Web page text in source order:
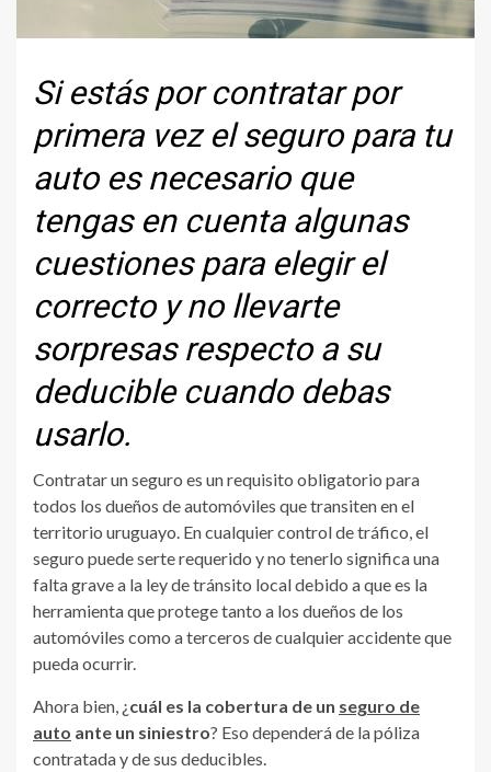
Si estás por contratar por
primera vez el seguro para tu
auto es necesario que
tengas en cuenta algunas
cuestiones para elegir el
correcto y no llevarte
sorpresas respecto a su
deducible cuando debas
usarlo.
Contratar un seguro es un requisito obligatorio para
todos los dueños de automóviles que transiten en el
territorio uruguayo. En cualquier control de tráfico, el
seguro puede serte requerido y no tenerlo significa una
falta grave a la ley de tránsito local debido a que es la
herramienta que protege tanto a los dueños de los
automóviles como a terceros de cualquier accidente que
pueda ocurrir.
Ahora bien, ¿cuál es la cobertura de un seguro de
auto ante un siniestro? Eso dependerá de la póliza
contratada y de sus deducibles.